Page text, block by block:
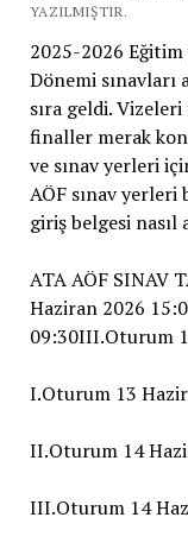
YAZILMIŞTIR.
2025-2026 Eğitim
Dönemi sınavları
sıra geldi.
finaller merak
ve sınav yerleri
AÖF sınav yerleri
giriş belgesi nasıl
ATA AÖF SINAV
Haziran 2026
09:30III.Oturum
I.Oturum 13
II.Oturum 14
III.Oturum 14